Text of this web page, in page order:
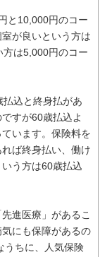
と10,000円のコー
が良いという方は
は5,000円のコー
込と終身払があ
すが60歳払込よ
います。保険料を
ば終身払い、働け
う方は60歳払込
進医療」があるこ
にも保障があるの
うちに、人気保険